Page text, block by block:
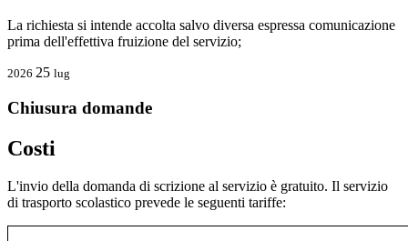
La richiesta si intende accolta salvo diversa espressa comunicazione
prima dell'effettiva fruizione del servizio;
2026 25 lug
Chiusura domande
Costi
L'invio della domanda di scrizione al servizio è gratuito. Il servizio
di trasporto scolastico prevede le seguenti tariffe: